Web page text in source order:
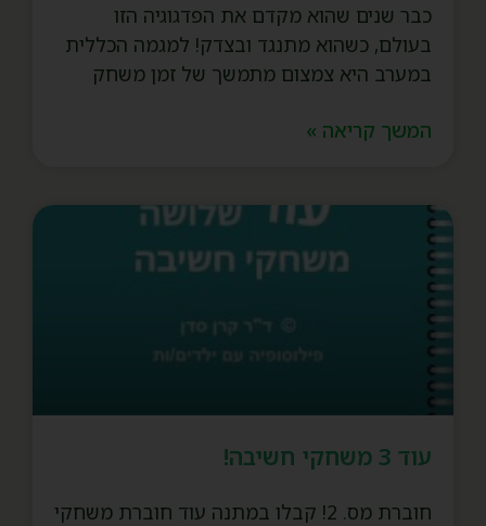
כבר שנים שהוא מקדם את הפדגוגיה הזו
בעולם, כשהוא מתנגד ובצדק! למגמה הכללית
במערב היא צמצום מתמשך של זמן משחק
המשך קריאה »
עוד 3 משחקי חשיבה!
חוברת מס. 2! קבלו במתנה עוד חוברת משחקי